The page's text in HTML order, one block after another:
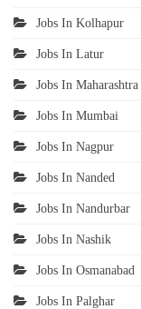
Jobs In Kolhapur
Jobs In Latur
Jobs In Maharashtra
Jobs In Mumbai
Jobs In Nagpur
Jobs In Nanded
Jobs In Nandurbar
Jobs In Nashik
Jobs In Osmanabad
Jobs In Palghar